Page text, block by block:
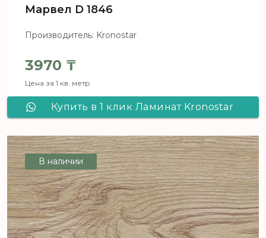
Марвел D 1846
Производитель: Kronostar
3970 ₸
Цена за 1 кв. метр
Купить в 1 клик Ламинат Kronostar
В наличии